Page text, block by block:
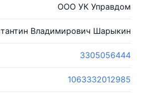
ООО УК Управдом
Владимирович Шарыкин
3305056444
1063332012985